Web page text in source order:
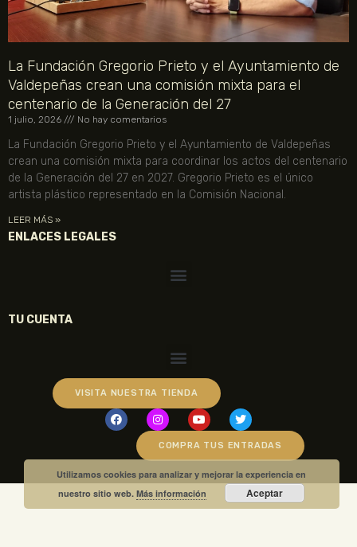
La Fundación Gregorio Prieto y el Ayuntamiento de
Valdepeñas crean una comisión mixta para el
centenario de la Generación del 27
1 julio, 2026 No hay comentarios
La Fundación Gregorio Prieto y el Ayuntamiento de Valdepeñas
crean una comisión mixta para coordinar los actos del centenario
de la Generación del 27 en 2027. Gregorio Prieto es el único
artista plástico representado en la Comisión Nacional.
LEER MÁS »
ENLACES LEGALES
TU CUENTA
VISITA NUESTRA TIENDA
COMPRA TUS ENTRADAS
Utilizamos cookies para analizar y mejorar la experiencia en
nuestro sitio web.Más información Aceptar